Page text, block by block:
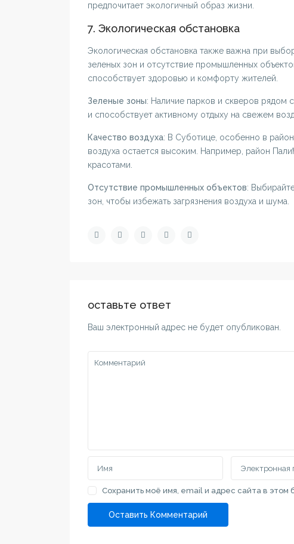
предпочитает экологичный образ жизни.
7. Экологическая обстановка
Экологическая обстановка также важна при
зеленых зон и отсутствие промышленных
способствует здоровью и комфорту жителей.
Зеленые зоны: Наличие парков и скверов
и способствует активному отдыху на свежем
Качество воздуха: В Суботице, особенно в
воздуха остается высоким. Например, район
красотами.
Отсутствие промышленных объектов:
зон, чтобы избежать загрязнения воздуха и шума.
оставьте ответ
Ваш электронный адрес не будет опубликован.
Сохранить моё имя, email и адрес сайта в
Свяжитесь с нами
Сербия, Суботица, Владимира Назора
love@sprat.rs
Списки по